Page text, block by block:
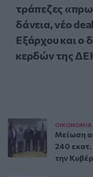
τράπεζες
δάνεια, νέο
Εξάρχου και ο
κερδών της
ΟΙΚΟΝΟΜΙΑ
Μείωση
240
την